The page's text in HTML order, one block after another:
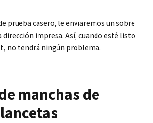
prueba casero, le enviaremos un sobre
dirección impresa. Así, cuando esté listo
no tendrá ningún problema.
manchas de